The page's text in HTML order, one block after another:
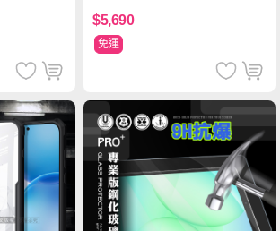
$5,690
免運